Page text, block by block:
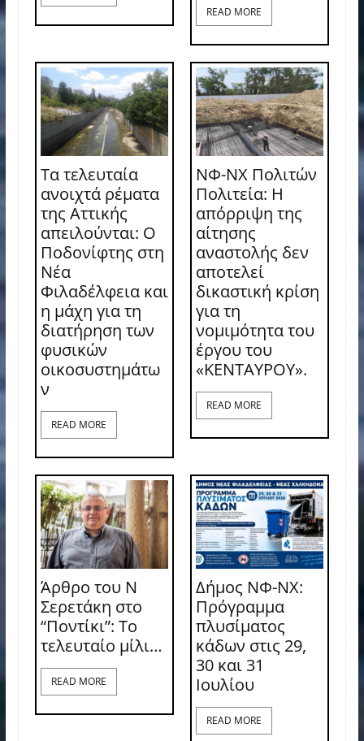
READ MORE
Τα τελευταία
ανοιχτά ρέματα
της Αττικής
απειλούνται: Ο
Ποδονίφτης στη
Νέα
Φιλαδέλφεια και
η μάχη για τη
διατήρηση των
φυσικών
οικοσυστημάτω
ν
READ MORE
ΝΦ-ΝΧ Πολιτών
Πολιτεία: Η
απόρριψη της
αίτησης
αναστολής δεν
αποτελεί
δικαστική κρίση
για τη
νομιμότητα του
έργου του
«ΚΕΝΤΑΥΡΟΥ».
READ MORE
Άρθρο του Ν
Σερετάκη στο
“Ποντίκι”: Το
τελευταίο μίλι…
READ MORE
Δήμος ΝΦ-ΝΧ:
Πρόγραμμα
πλυσίματος
κάδων στις 29,
30 και 31
Ιουλίου
READ MORE